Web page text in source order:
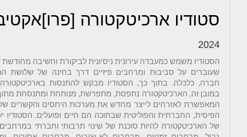
סטודיו ארכיטקטורה
2024
הסטודיו משמש כמעבדה עירונית ניסיונית לביקורת וחשיבה מחודשת
שעוברים על סביבות ומרחבים פיזיים דרך בחינה של שלושת
חברה, כלכלה. בתוך כך, הסטודיו מבקש להתנסות
במובן זה, הארכיטקטורה נתפסת, מתפרשת, מנותחת ומתנסחת
המאפשרת לאזרחים לייצר מחדש את מערכות היחסים והקשרים
הפיסית, החברתית והפוליטית שבתוכה הם חיים ופועלים. הסטודיו
של הארכיטקטורה להיות סוכנת של שינוי תרבותי וחברתי